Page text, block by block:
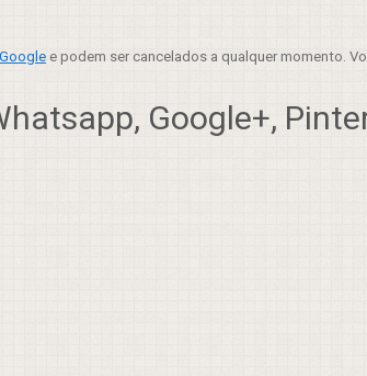
Google e podem ser cancelados a qualquer momento.
Google+,